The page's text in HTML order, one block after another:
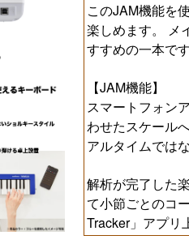
このJAM機能を
楽しめます。 メ
すすめの一本です
【JAM機能】
スマートフォン
わせたスケール
アルタイムでは
解析が完了した
て小節ごとのコ
Tracker」アプリ